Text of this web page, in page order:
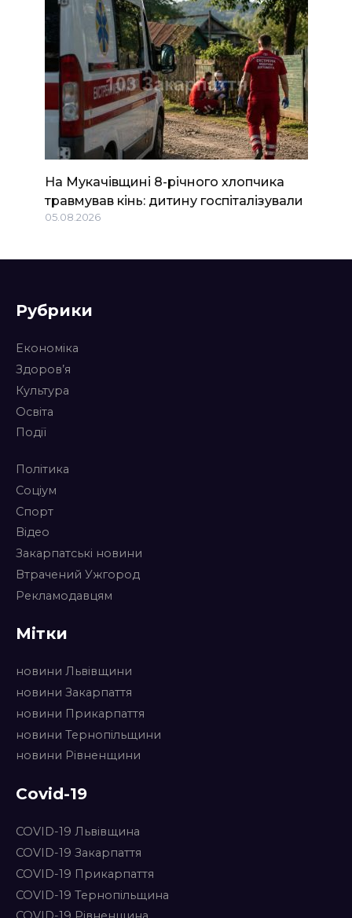
На Мукачівщині 8-річного хлопчика
травмував кінь: дитину госпіталізували
05.08.2026
Рубрики
Економіка
Здоров’я
Культура
Освіта
Події
Політика
Соціум
Спорт
Відео
Закарпатські новини
Втрачений Ужгород
Рекламодавцям
Мітки
новини Львівщини
новини Закарпаття
новини Прикарпаття
новини Тернопільщини
новини Рівненщини
Covid-19
COVID-19 Львівщина
COVID-19 Закарпаття
COVID-19 Прикарпаття
COVID-19 Тернопільщина